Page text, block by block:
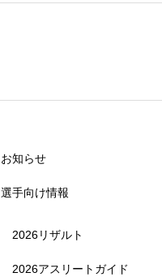
お知らせ
選手向け情報
2026リザルト
2026アスリートガイド